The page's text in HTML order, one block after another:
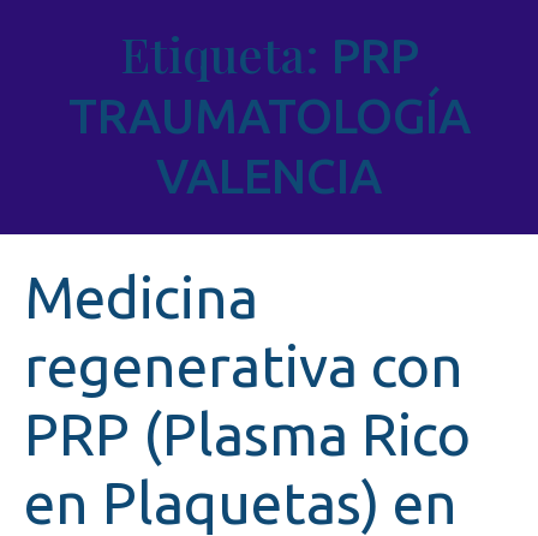
Etiqueta: PRP
TRAUMATOLOGÍA
VALENCIA
Medicina
regenerativa con
PRP (Plasma Rico
en Plaquetas) en